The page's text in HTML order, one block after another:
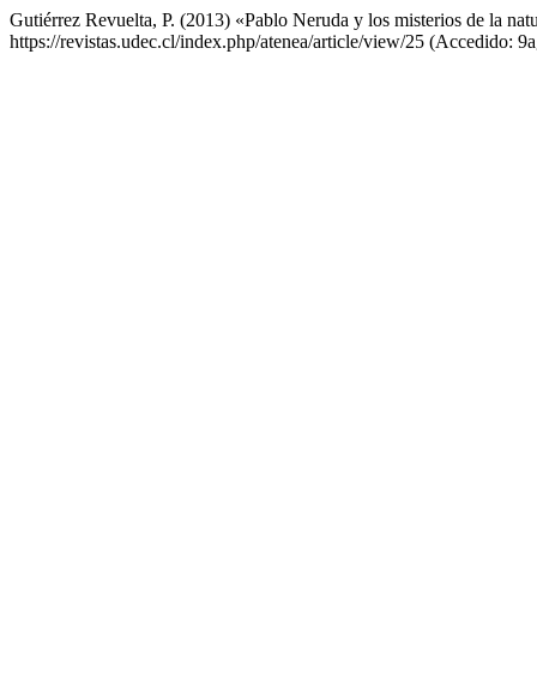
Gutiérrez Revuelta, P. (2013) «Pablo Neruda y los misterios de la
https://revistas.udec.cl/index.php/atenea/article/view/25 (Accedido: